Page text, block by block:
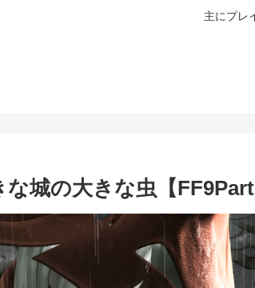
主にプレ
な城の大きな虫【